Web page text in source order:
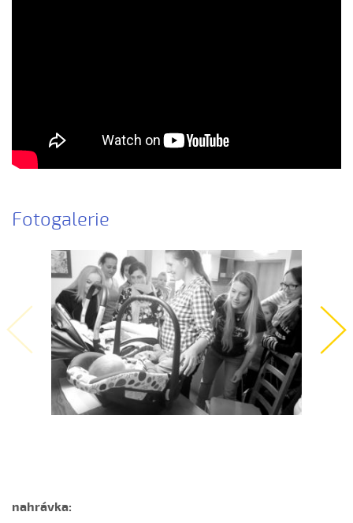
Ej oře, oře pánú pacholek (Kristýna Macková, 2009)
Ej, počkaj, Juro, Jane...
Ej, počkaj, Juro, Jane (Klára Elsnerová, 2008)
Ej, rozmarýn, rozmarýn...
Ej, vím já o děvčině
Ešče si zazpjevám (Provodovská Kristýna, 2010)
Eště byly štyry týdně do hodů
Eště jednú
Fialenko modrá...
Fialenko modrá, co nemožeš
Hnalo dívča krávy (Jana Gabrielová, 2010)
Fotogalerie
nahrávka: